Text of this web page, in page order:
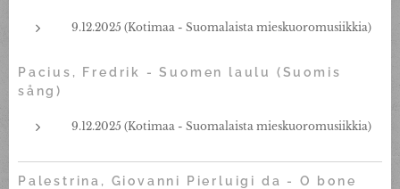
9.12.2025 (Kotimaa - Suomalaista mieskuoromusiikkia)
Pacius, Fredrik - Suomen laulu (Suomis
sång)
9.12.2025 (Kotimaa - Suomalaista mieskuoromusiikkia)
Palestrina, Giovanni Pierluigi da - O bone